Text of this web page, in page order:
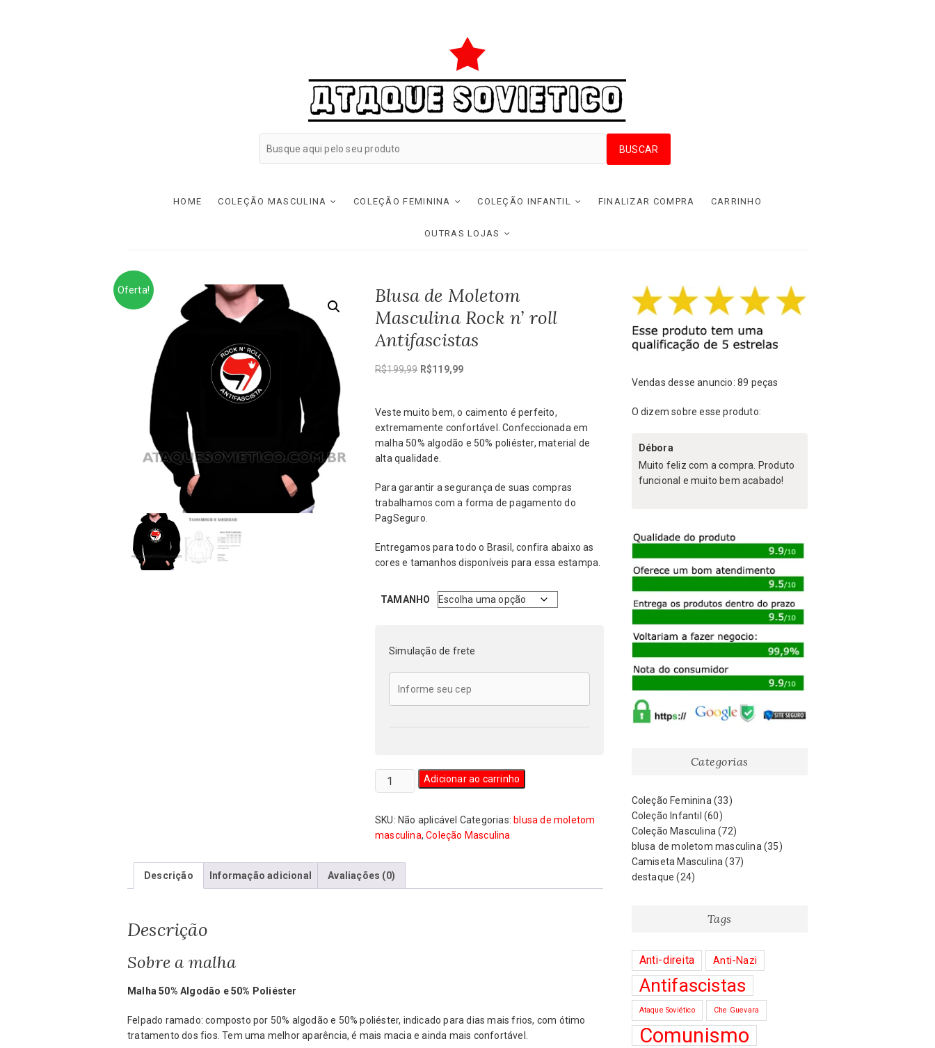
HOME COLEÇÃO MASCULINA COLEÇÃO FEMININA COLEÇÃO INFANTIL FINALIZAR COMPRA CARRINHO
OUTRAS LOJAS
Oferta!
Blusa de Moletom
Masculina Rock n’ roll
Antifascistas
R$199,99 O
era:
R$199,99.
R$119,99O
é:
R$119,99.
Veste muito bem, o caimento é perfeito,
extremamente confortável. Confeccionada em
malha 50% algodão e 50% poliéster, material de
alta qualidade.
Para garantir a segurança de suas compras
trabalhamos com a forma de pagamento do
PagSeguro.
Entregamos para todo o Brasil, confira abaixo as
cores e tamanhos disponíveis para essa estampa.
TAMANHO
Simulação de frete
Blusa
de
Masculina
Rock
Antifascistas
Adicionar ao carrinho
SKU: Não aplicável Categorias: blusa de moletom
masculina,Coleção Masculina
Descrição Informação adicional Avaliações (0)
Descrição
Sobre a malha
Malha 50% Algodão e 50% Poliéster
Felpado ramado: composto por 50% algodão e 50% poliéster, indicado para dias mais frios, com ótimo
tratamento dos fios. Tem uma melhor aparência, é mais macia e ainda mais confortável.
Vendas desse anuncio: 89 peças
O dizem sobre esse produto:
Débora
Muito feliz com a compra. Produto
funcional e muito bem acabado!
Categorias
Coleção Feminina (33)
Coleção Infantil (60)
Coleção Masculina (72)
blusa de moletom masculina (35)
Camiseta Masculina (37)
destaque (24)
Tags
Anti-direita Anti-Nazi
Antifascistas
Ataque Soviético Che Guevara
Comunismo